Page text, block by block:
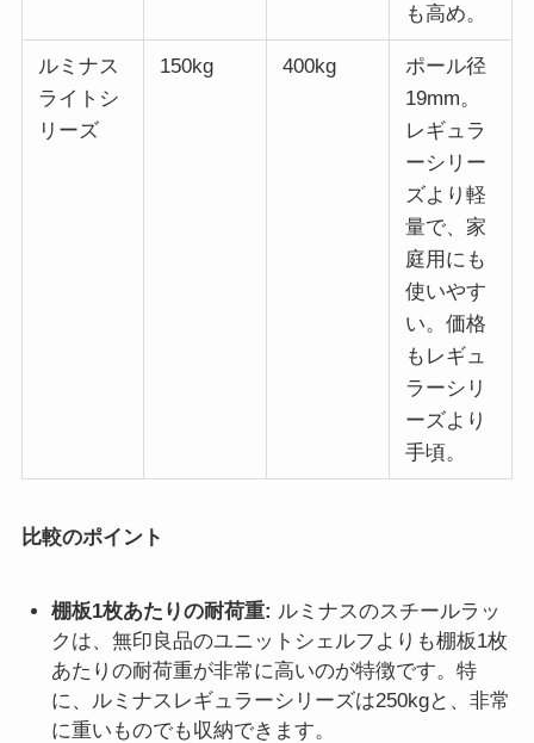
も高め。
ルミナス
ライトシ
リーズ
150kg 400kg
ポール径
19mm。
レギュラ
ーシリー
ズより軽
量で、家
庭用にも
使いやす
い。価格
もレギュ
ラーシリ
ーズより
手頃。
比較のポイント
棚板1枚あたりの耐荷重: ルミナスのスチールラッ
クは、無印良品のユニットシェルフよりも棚板1枚
あたりの耐荷重が非常に高いのが特徴です。特
に、ルミナスレギュラーシリーズは250kgと、非常
に重いものでも収納できます。